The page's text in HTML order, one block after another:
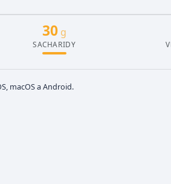
30g
SACHARIDY
macOS a Android.